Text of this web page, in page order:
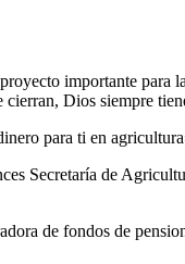
importante
Dios siempre
para ti en
Secretaría de
de fondos de